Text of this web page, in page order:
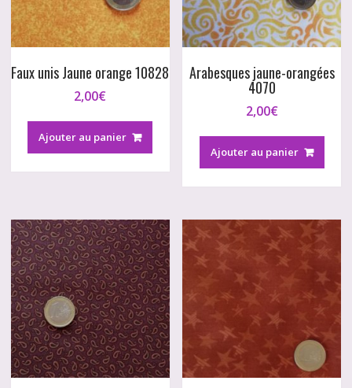
Faux unis Jaune orange 10828
2,00€
Ajouter au panier
Arabesques jaune-orangées
4070
2,00€
Ajouter au panier